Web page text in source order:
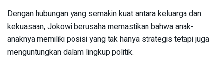
Dengan hubungan yang semakin kuat antara keluarga dan
kekuasaan, Jokowi berusaha memastikan bahwa anak-
anaknya memiliki posisi yang tak hanya strategis tetapi juga
menguntungkan dalam lingkup politik.